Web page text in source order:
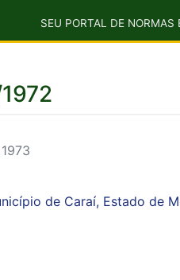
SEU PORTAL DE
de Caraí, Estado de